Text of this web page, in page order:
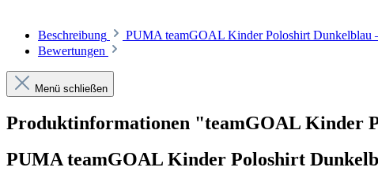
Beschreibung PUMA teamGOAL Kinder Poloshirt Dunkelblau
Bewertungen
Menü schließen
Produktinformationen "teamGOAL Kinder
PUMA teamGOAL Kinder Poloshirt